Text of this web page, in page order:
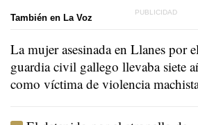
También en La Voz
La mujer asesinada en Llanes por
guardia civil gallego llevaba siete
como víctima de violencia